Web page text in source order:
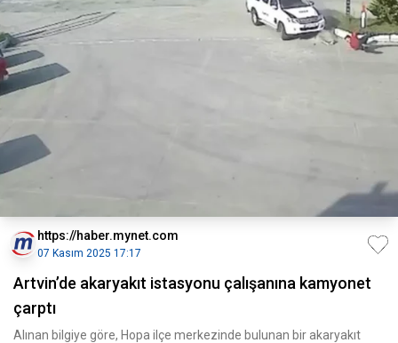
https://haber.mynet.com
07 Kasım 2025 17:17
Artvin’de akaryakıt istasyonu çalışanına kamyonet
çarptı
Alınan bilgiye göre, Hopa ilçe merkezinde bulunan bir akaryakıt